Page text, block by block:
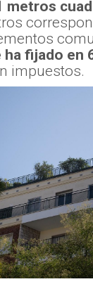
metros
fijado en
impuestos.